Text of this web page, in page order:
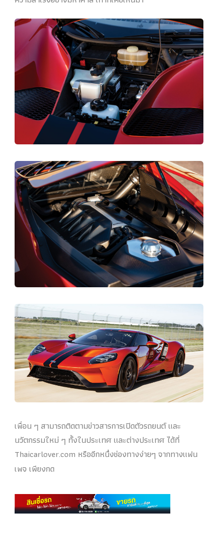
เพื่อน ๆ สามารถติดตามข่าวสารการเปิดตัวรถยนต์ และ
นวัตกรรมใหม่ ๆ ทั้งในประเทศ และต่างประเทศ ได้ที่
Thaicarlover.com หรืออีกหนึ่งช่องทางง่ายๆ จากทางแฟน
เพจ เพียงกด